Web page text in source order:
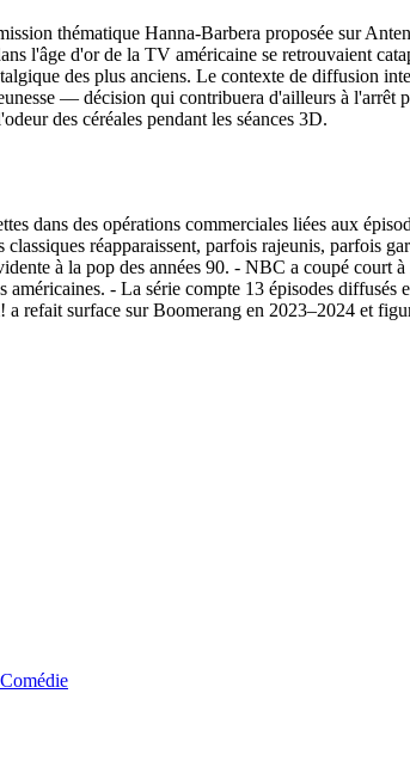
thématique Hanna‑Barbera proposée sur
l'âge d'or de la TV américaine se retrouvaient
des plus anciens. Le contexte de diffusion
— décision qui contribuera d'ailleurs à
des céréales pendant les séances 3D.
dans des opérations commerciales liées aux
réapparaissent, parfois rajeunis,
à la pop des années 90. - NBC a coupé court
- La série compte 13 épisodes diffusés
refait surface sur Boomerang en 2023–2024 et
Comédie